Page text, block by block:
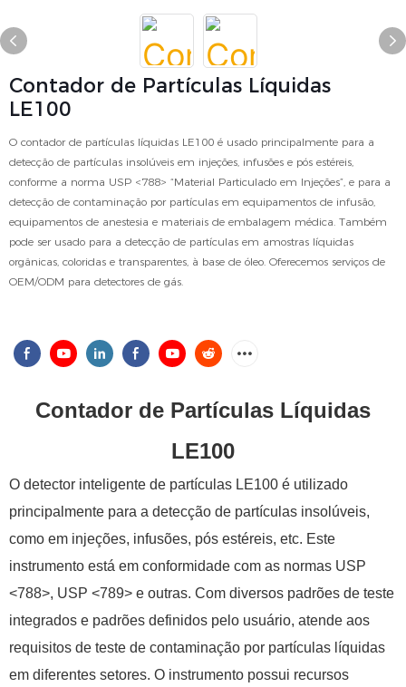
Contador de Partículas Líquidas
LE100
O contador de partículas líquidas LE100 é usado principalmente para a
detecção de partículas insolúveis em injeções, infusões e pós estéreis,
conforme a norma USP <788> “Material Particulado em Injeções”, e para a
detecção de contaminação por partículas em equipamentos de infusão,
equipamentos de anestesia e materiais de embalagem médica. Também
pode ser usado para a detecção de partículas em amostras líquidas
orgânicas, coloridas e transparentes, à base de óleo. Oferecemos serviços de
OEM/ODM para detectores de gás.
Contador de Partículas Líquidas
LE100
O detector inteligente de partículas LE100 é utilizado
principalmente para a detecção de partículas insolúveis,
como em injeções, infusões, pós estéreis, etc. Este
instrumento está em conformidade com as normas USP
<788>, USP <789> e outras. Com diversos padrões de teste
integrados e padrões definidos pelo usuário, atende aos
requisitos de teste de contaminação por partículas líquidas
em diferentes setores. O instrumento possui recursos